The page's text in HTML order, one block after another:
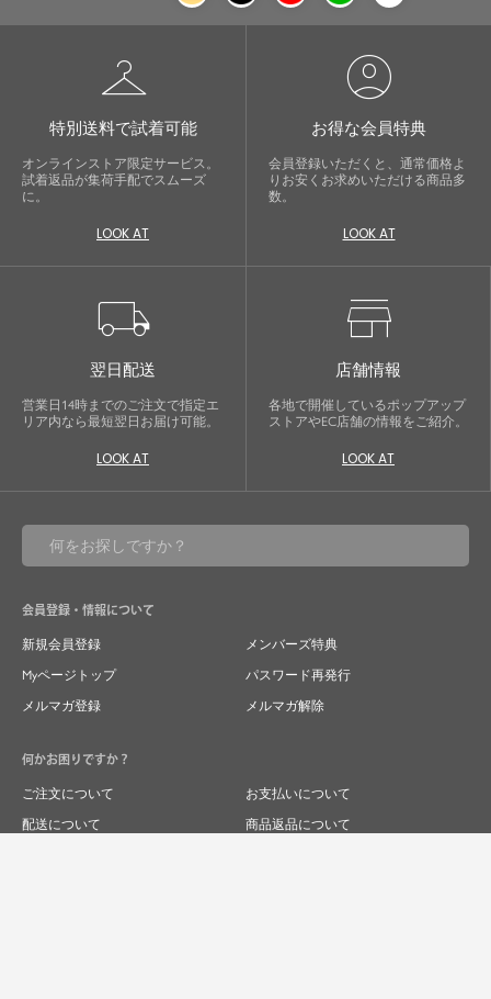
checkroom
特別送料で試着可能
オンラインストア限定サービス。
試着返品が集荷手配でスムーズ
に。
LOOK AT
account_circle
お得な会員特典
会員登録いただくと、通常価格よ
りお安くお求めいただける商品多
数。
LOOK AT
local_shipping
翌日配送
営業日14時までのご注文で指定エ
リア内なら最短翌日お届け可能。
LOOK AT
store
店舗情報
各地で開催しているポップアップ
ストアやEC店舗の情報をご紹介。
LOOK AT
会員登録・情報について
新規会員登録
メンバーズ特典
Myページトップ
パスワード再発行
メルマガ登録
メルマガ解除
何かお困りですか？
ご注文について
お支払いについて
配送について
商品返品について